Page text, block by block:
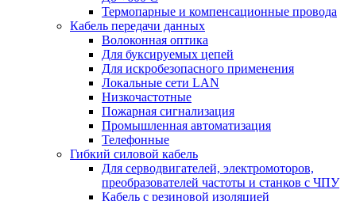
Термопарные и компенсационные провода
Кабель передачи данных
Волоконная оптика
Для буксируемых цепей
Для искробезопасного применения
Локальные сети LAN
Низкочастотные
Пожарная сигнализация
Промышленная автоматизация
Телефонные
Гибкий силовой кабель
Для серводвигателей, электромоторов,
преобразователей частоты и станков с ЧПУ
Кабель с резиновой изоляцией